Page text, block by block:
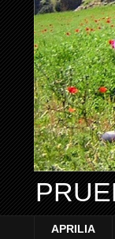
APRILIA